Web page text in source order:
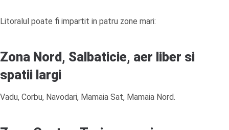
Litoralul poate fi impartit in patru zone mari:
Zona Nord, Salbaticie, aer liber si
spatii largi
Vadu, Corbu, Navodari, Mamaia Sat, Mamaia Nord.